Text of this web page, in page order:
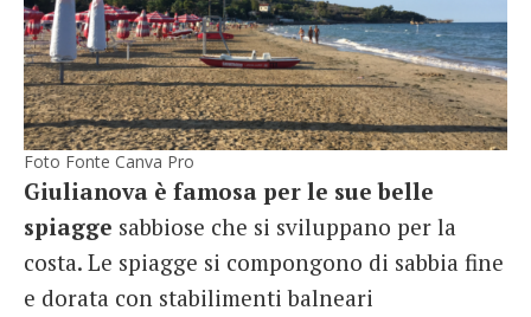
Foto Fonte Canva Pro
Giulianova è famosa per le sue belle
spiagge sabbiose che si sviluppano per la
costa. Le spiagge si compongono di sabbia fine
e dorata con stabilimenti balneari